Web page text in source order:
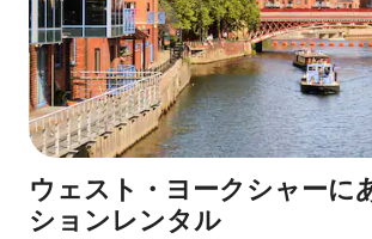
ウェスト・ヨークシャーに
ションレンタル